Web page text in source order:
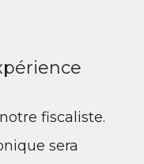
fiscaliste.
sera